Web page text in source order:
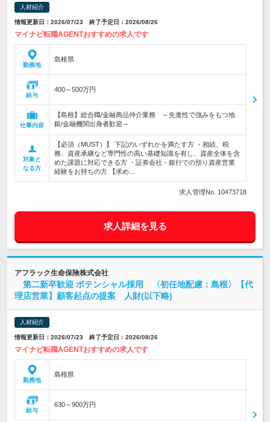
人材紹介
情報更新日：2026/07/23 終了予定日：2026/08/26
マイナビ転職AGENTおすすめの求人です
勤務地
島根県
給与
400～500万円
仕事内容
【島根】総合職/金融商品仲介業務 ～先進性で強みをもつ地
銀/金融機関出身者歓迎～
対象と
なる方
【必須（MUST）】 下記のいずれかを満たす方 ・相続、税
務、資産承継など専門性の高い基礎知識を有し、資産全体を含
めた課題に対応できる方 ・証券会社・銀行での預り資産営業
経験をお持ちの方 【求め…
求人管理No. 10473718
求人詳細を見る
アフラック生命保険株式会社
第二新卒歓迎 ポテンシャル採用 〈初任地配慮：島根〉【代
理店営業】顧客起点の提案 人財(以下略)
人材紹介
情報更新日：2026/07/23 終了予定日：2026/08/26
マイナビ転職AGENTおすすめの求人です
勤務地
島根県
給与
630～900万円